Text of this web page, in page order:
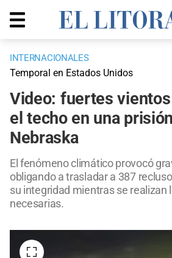
INTERNACIONALES
Temporal en Estados Unidos
Video: fuertes
el techo en una
Nebraska
El fenómeno climático provocó
obligando a trasladar a 387
su integridad mientras se realizan
necesarias.